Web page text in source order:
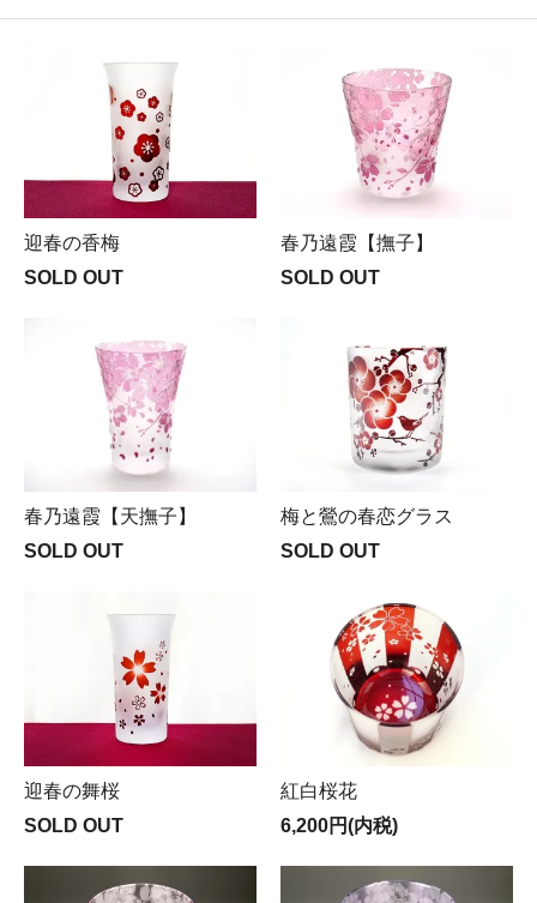
迎春の香梅
SOLD OUT
春乃遠霞【撫子】
SOLD OUT
春乃遠霞【天撫子】
SOLD OUT
梅と鶯の春恋グラス
SOLD OUT
迎春の舞桜
SOLD OUT
紅白桜花
6,200円(内税)